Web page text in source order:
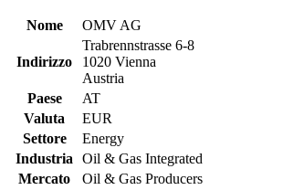
Nome OMV AG
Indirizzo
Trabrennstrasse 6-8
1020 Vienna
Austria
Paese
AT
Valuta
EUR
Settore
Energy
Industria Oil & Gas Integrated
Mercato
Oil & Gas Producers